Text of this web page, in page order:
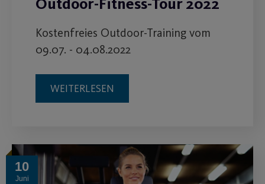
Kostenfreies Outdoor-Training vom
09.07. - 04.08.2022
WEITERLESEN
10
Juni